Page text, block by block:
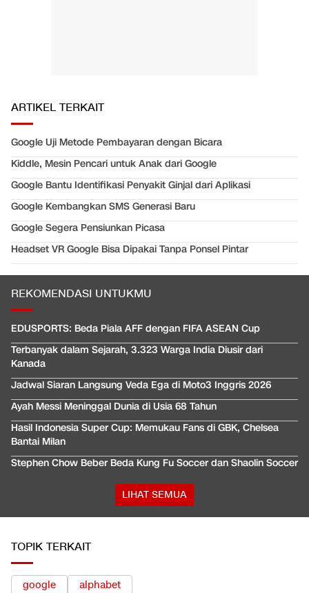
ARTIKEL TERKAIT
Google Uji Metode Pembayaran dengan Bicara
Kiddle, Mesin Pencari untuk Anak dari Google
Google Bantu Identifikasi Penyakit Ginjal dari Aplikasi
Google Kembangkan SMS Generasi Baru
Google Segera Pensiunkan Picasa
Headset VR Google Bisa Dipakai Tanpa Ponsel Pintar
REKOMENDASI UNTUKMU
EDUSPORTS: Beda Piala AFF dengan FIFA ASEAN Cup
Terbanyak dalam Sejarah, 3.323 Warga India Diusir dari
Kanada
Jadwal Siaran Langsung Veda Ega di Moto3 Inggris 2026
Ayah Messi Meninggal Dunia di Usia 68 Tahun
Hasil Indonesia Super Cup: Memukau Fans di GBK, Chelsea
Bantai Milan
Stephen Chow Beber Beda Kung Fu Soccer dan Shaolin Soccer
LIHAT SEMUA
TOPIK TERKAIT
google alphabet